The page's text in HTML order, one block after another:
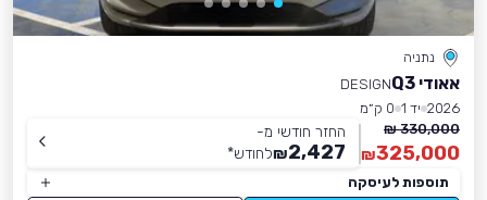
נתניה
אאודי Q3
DESIGN
2026 יד 1
0 ק״מ
330,000 ₪
325,000
₪
החזר חודשי מ-
2,427
₪לחודש*
תוספות לעיסקה